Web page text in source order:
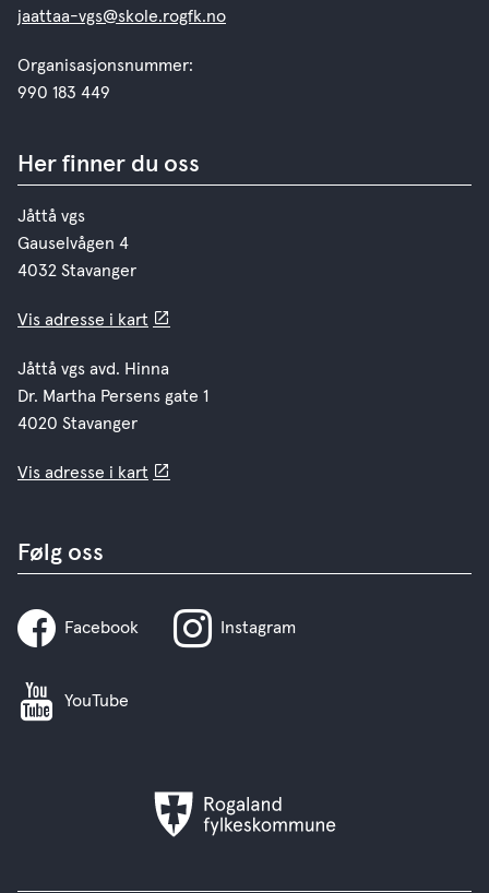
jaattaa-vgs@skole.rogfk.no
Organisasjonsnummer:
990 183 449
Her finner du oss
Jåttå vgs
Gauselvågen 4
4032 Stavanger
Vis adresse i kart
Jåttå vgs avd. Hinna
Dr. Martha Persens gate 1
4020 Stavanger
Vis adresse i kart
Følg oss
Facebook Instagram
YouTube
Rogaland
fylkeskommune